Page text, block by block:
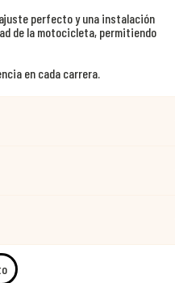
perfecto y una instalación
de la motocicleta, permitiendo
en cada carrera.